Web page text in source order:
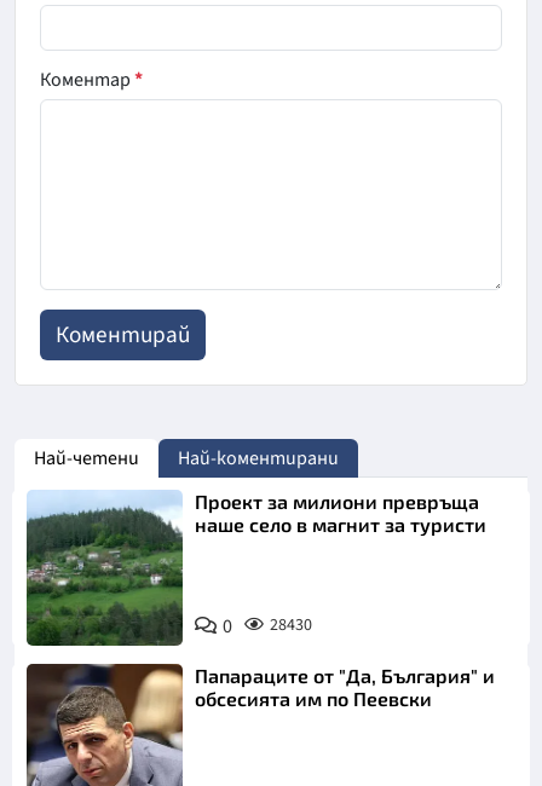
Коментар*
Най-четени Най-коментирани
Проект за милиони превръща
наше село в магнит за туристи
0 28430
Папараците от "Да, България" и
обсесията им по Пеевски